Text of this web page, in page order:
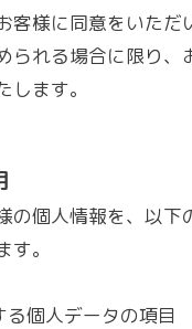
客様に同意をいただ
られる場合に限り、
します。
の個人情報を、以下
。
個人データの項目